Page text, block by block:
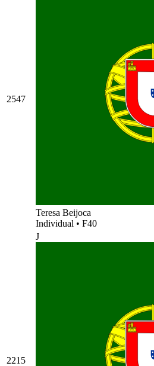
2547
Teresa Beijoca
Individual • F40
2215
J